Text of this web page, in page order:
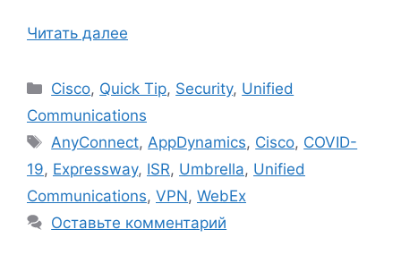
Читать далее
Рубрики
Cisco, Quick Tip, Security, Unified
Communications
Метки
AnyConnect,AppDynamics, Cisco, COVID-
19, Expressway, ISR, Umbrella, Unified
Communications, VPN, WebEx
Оставьте комментарий